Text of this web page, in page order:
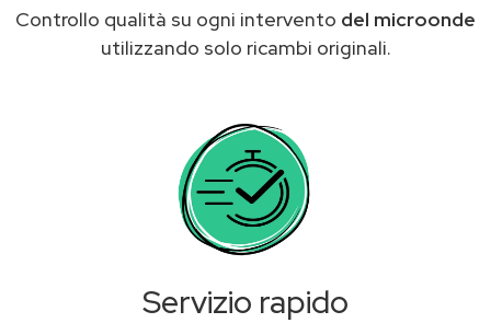
Controllo qualità su ogni intervento del microonde
utilizzando solo ricambi originali.
Servizio rapido